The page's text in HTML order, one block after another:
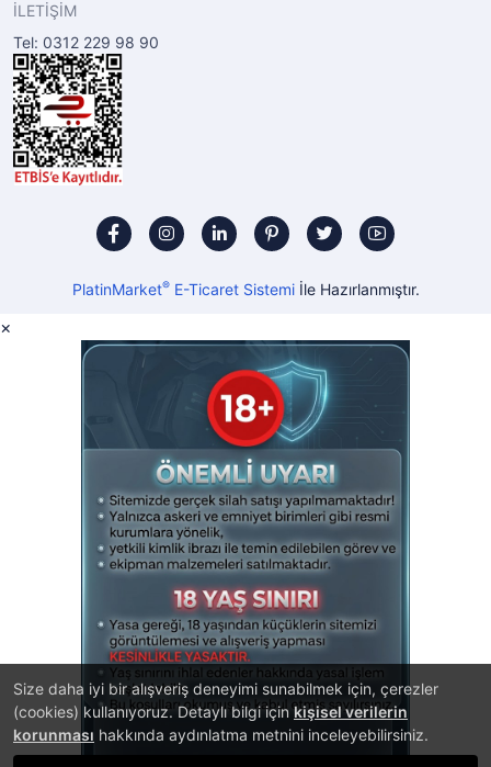
Size daha iyi bir alışveriş deneyimi sunabilmek için, çerezler
(cookies) kullanıyoruz. Detaylı bilgi için kişisel verilerin
korunması hakkında aydınlatma metnini inceleyebilirsiniz.
İLETİŞİM
Tel: 0312 229 98 90
PlatinMarket®E-Ticaret Sistemiİle Hazırlanmıştır.
×